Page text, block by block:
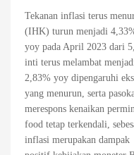
Tekanan inflasi terus
(IHK) turun menjadi
yoy pada April 2023 dari
inti terus melambat
2,83% yoy dipengaruhi
yang menurun, serta
merespons kenaikan
food tetap terkendali,
inflasi merupakan dampak